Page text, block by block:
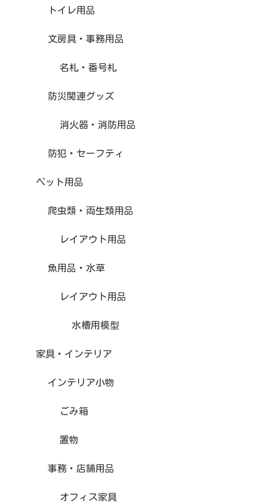
トイレ用品
文房具・事務用品
名札・番号札
防災関連グッズ
消火器・消防用品
防犯・セーフティ
ペット用品
爬虫類・両生類用品
レイアウト用品
魚用品・水草
レイアウト用品
水槽用模型
家具・インテリア
インテリア小物
ごみ箱
置物
事務・店舗用品
オフィス家具